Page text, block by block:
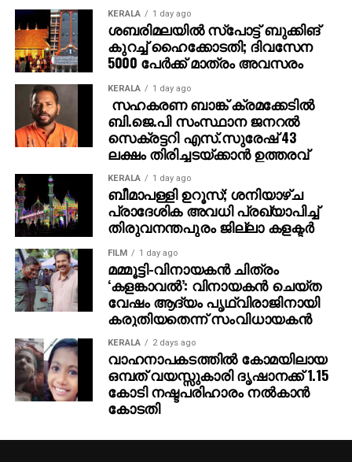
KERALA 1 day ago
ശബരിമലയില്‍ സ്‌പോട്ട് ബുക്കിങ്
കുറച്ച് ഹൈക്കോടതി; ദിവസേന
5000 പേര്‍ക്ക് മാത്രം അവസരം
KERALA 1 day ago
സഹകരണ ബാങ്ക് ക്രമക്കേടില്‍
ബി.ജെ.പി സംസ്ഥാന ജനറല്‍
സെക്രട്ടറി എസ്.സുരേഷ് 43
ലക്ഷം തിരിച്ചടയ്ക്കാന്‍ ഉത്തരവ്
KERALA 1 day ago
ബീമാപള്ളി ഉറൂസ്; ശനിയാഴ്ച
പ്രാദേശിക അവധി പ്രഖ്യാപിച്ച്
തിരുവനന്തപുരം ജില്ലാ കളക്ടര്‍
FILM 1 day ago
മമ്മൂട്ടി-വിനായകന്‍ ചിത്രം
‘കളങ്കാവല്‍’: വിനായകന്‍ ചെയ്ത
വേഷം ആദ്യം പൃഥ്വിരാജിനായി
കരുതിയതെന്ന് സംവിധായകന്‍
KERALA 2 days ago
വാഹനാപകടത്തില്‍ കോമയിലായ
ഒമ്പത് വയസ്സുകാരി ദൃഷാനക്ക് 1.15
കോടി നഷ്ടപരിഹാരം നല്‍കാന്‍
കോടതി